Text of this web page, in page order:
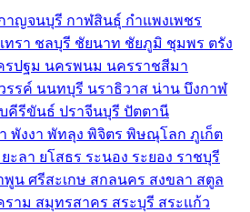
าญจนบุรี กาฬสินธุ์ กำแพงเพชร
ทรา ชลบุรี ชัยนาท ชัยภูมิ ชุมพร ตรัง
รปฐม นครพนม นครราชสีมา
รรค์ นนทบุรี นราธิวาส น่าน บึงกาฬ
คีรีขันธ์ ปราจีนบุรี ปัตตานี
พังงา พัทลุง พิจิตร พิษณุโลก ภูเก็ต
ยะลา ยโสธร ระนอง ระยอง ราชบุรี
พูน ศรีสะเกษ สกลนคร สงขลา สตูล
ราม สมุทรสาคร สระบุรี สระแก้ว